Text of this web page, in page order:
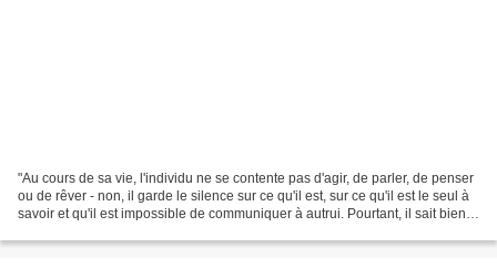
"Au cours de sa vie, l'individu ne se contente pas d'agir, de parler, de penser
ou de rêver - non, il garde le silence sur ce qu'il est, sur ce qu'il est le seul à
savoir et qu'il est impossible de communiquer à autrui. Pourtant, il sait bien